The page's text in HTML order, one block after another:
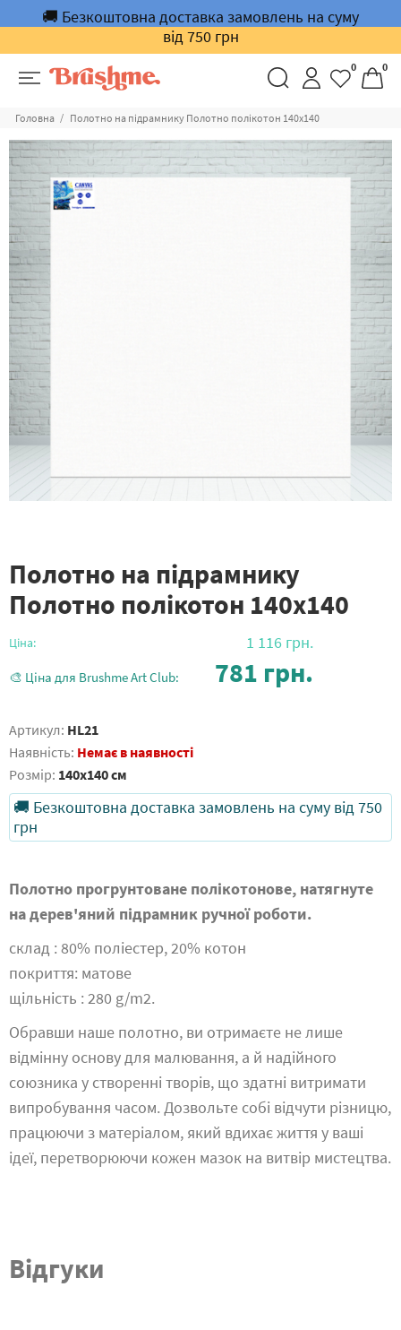
🚚 Безкоштовна доставка замовлень на суму
від 750 грн
0 0
Головна Полотно на підрамнику Полотно полікотон 140х140
Полотно на підрамнику
Полотно полікотон 140х140
Ціна: 1 116 грн.
🎨 Ціна для Brushme Art Club: 781 грн.
Артикул: HL21
Наявність: Немає в наявності
Розмір: 140x140 см
🚚 Безкоштовна доставка замовлень на суму від 750
грн
Полотно прогрунтоване полікотонове, натягнуте
на дерев'яний підрамник ручної роботи.
склад : 80% поліестер, 20% котон
покриття: матове
щільність : 280 g/m2.
Обравши наше полотно, ви отримаєте не лише
відмінну основу для малювання, а й надійного
союзника у створенні творів, що здатні витримати
випробування часом. Дозвольте собі відчути різницю,
працюючи з матеріалом, який вдихає життя у ваші
ідеї, перетворюючи кожен мазок на витвір мистецтва.
Відгуки